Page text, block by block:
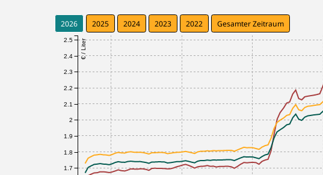
2026 2025 2024 2023 2022 Gesamter Zeitraum
€ / Liter
1.7
1.8
1.9
2
2.1
2.2
2.3
2.4
2.5